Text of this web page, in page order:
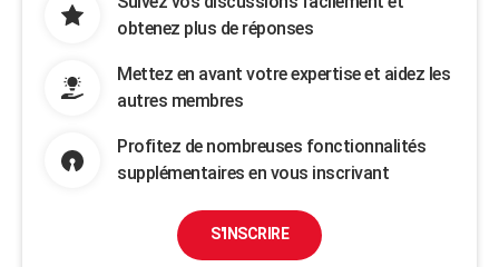
obtenez plus de réponses
Mettez en avant votre expertise et aidez les
autres membres
Profitez de nombreuses fonctionnalités
supplémentaires en vous inscrivant
S'INSCRIRE